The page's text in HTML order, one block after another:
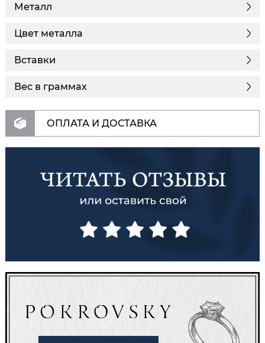
Металл
Цвет металла
Вставки
Вес в граммах
ОПЛАТА И ДОСТАВКА